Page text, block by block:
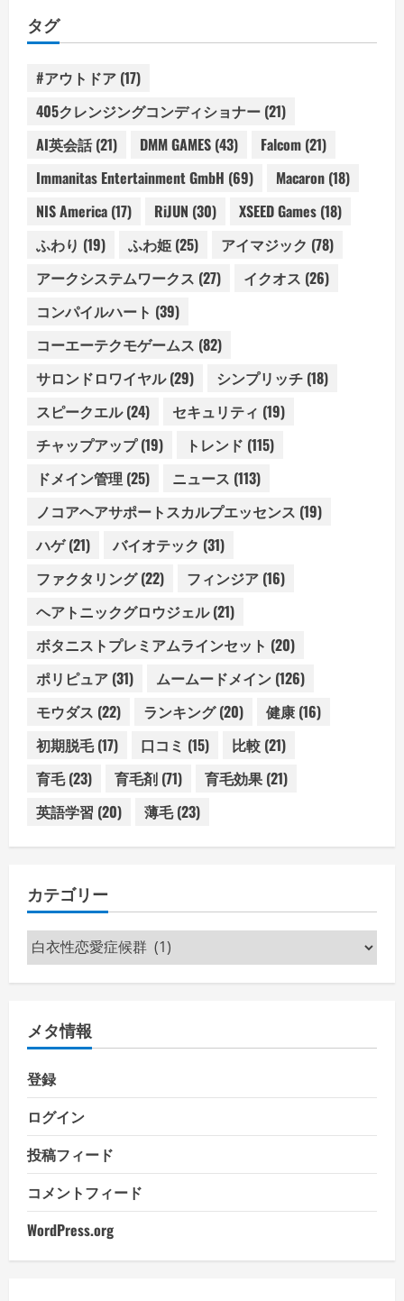
タグ
#アウトドア (17)
405クレンジングコンディショナー (21)
AI英会話(21) DMM GAMES (43) Falcom (21)
Immanitas Entertainment GmbH (69) Macaron (18)
NIS America (17) RiJUN (30) XSEED Games (18)
ふわり (19) ふわ姫 (25) アイマジック (78)
アークシステムワークス (27) イクオス (26)
コンパイルハート (39)
コーエーテクモゲームス (82)
サロンドロワイヤル(29) シンプリッチ (18)
スピークエル(24) セキュリティ (19)
チャップアップ(19) トレンド (115)
ドメイン管理 (25) ニュース (113)
ノコアヘアサポートスカルプエッセンス (19)
ハゲ(21) バイオテック (31)
ファクタリング(22) フィンジア (16)
ヘアトニックグロウジェル(21)
ボタニストプレミアムラインセット (20)
ポリピュア (31) ムームードメイン (126)
モウダス (22) ランキング(20) 健康 (16)
初期脱毛(17) 口コミ (15) 比較 (21)
育毛(23) 育毛剤 (71) 育毛効果 (21)
英語学習 (20) 薄毛(23)
カテゴリー
カ
テ
ー
メタ情報
登録
ログイン
投稿フィード
コメントフィード
WordPress.org